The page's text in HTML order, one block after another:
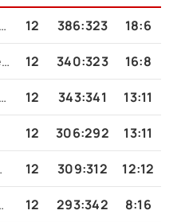
HSV Sobernheim 2 12 386:323 18:6
HC Gonsenheim 3 12 340:323 16:8
TSG 1846 Mainz-Bretzenheim 3 12 343:341 13:11
12 306:292 13:11
12 309:312 12:12
2 12 293:342 8:16